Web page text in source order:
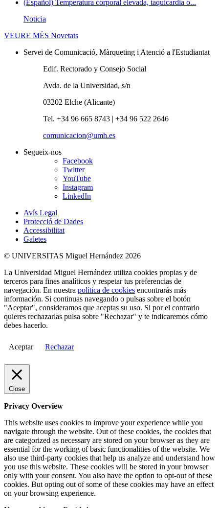
(Español) Temperatura corporal elevada, taquicardia o...
Noticia
VEURE MÉS Novetats
Servei de Comunicació, Màrqueting i Atenció a l'Estudiantat
Edif. Rectorado y Consejo Social
Avda. de la Universidad, s/n
03202 Elche (Alicante)
Tel. +34 96 665 8743 | +34 96 522 2646
comunicacion@umh.es
Segueix-nos
Facebook
Twitter
YouTube
Instagram
LinkedIn
Avís Legal
Protecció de Dades
Accessibilitat
Galetes
© UNIVERSITAS Miguel Hernández 2026
La Universidad Miguel Hernández utiliza cookies propias y de
terceros para fines analíticos y respetar tus preferencias de
navegación. En nuestra política de cookies encontrarás más
información. Si continuas navegando o pulsas sobre el botón
"Aceptar", consideramos que aceptas su uso. Si por el contrario
quieres rechazarlas pulsa sobre "Rechazar" y te indicaremos cómo
debes hacerlo.
Aceptar Rechazar
Close
Privacy Overview
This website uses cookies to improve your experience while you
navigate through the website. Out of these cookies, the cookies that
are categorized as necessary are stored on your browser as they are
essential for the working of basic functionalities of the website. We
also use third-party cookies that help us analyze and understand how
you use this website. These cookies will be stored in your browser
only with your consent. You also have the option to opt-out of these
cookies. But opting out of some of these cookies may have an effect
on your browsing experience.